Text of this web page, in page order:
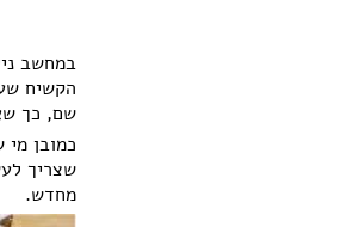
הקשיח
שם, כך
כמובן
שצריך
מחדש.